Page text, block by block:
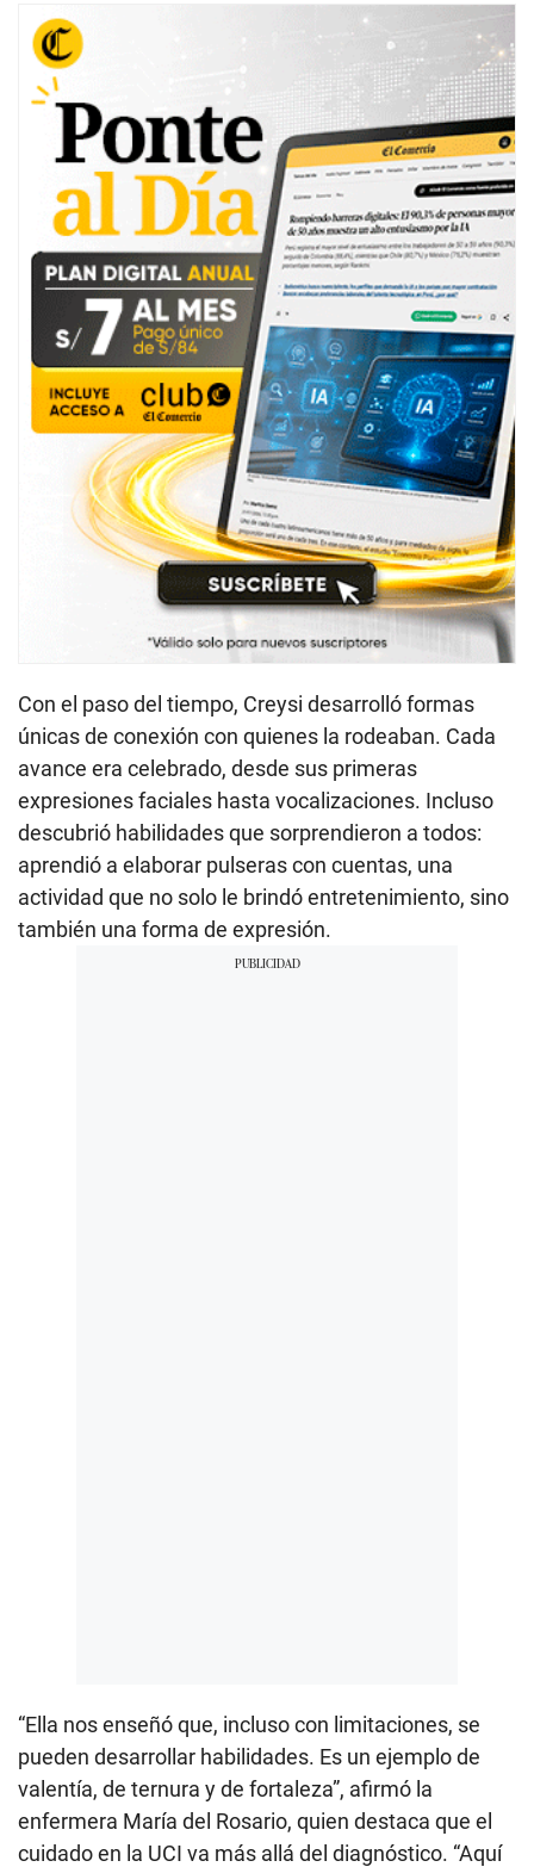
Con el paso del tiempo, Creysi desarrolló formas
únicas de conexión con quienes la rodeaban. Cada
avance era celebrado, desde sus primeras
expresiones faciales hasta vocalizaciones. Incluso
descubrió habilidades que sorprendieron a todos:
aprendió a elaborar pulseras con cuentas, una
actividad que no solo le brindó entretenimiento, sino
también una forma de expresión.
“Ella nos enseñó que, incluso con limitaciones, se
pueden desarrollar habilidades. Es un ejemplo de
valentía, de ternura y de fortaleza”, afirmó la
enfermera María del Rosario, quien destaca que el
cuidado en la UCI va más allá del diagnóstico. “Aquí